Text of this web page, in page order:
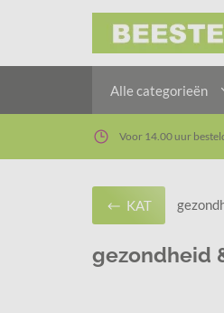
Alle categorieën
Voor 14.00 uur
KAT
gezondheid